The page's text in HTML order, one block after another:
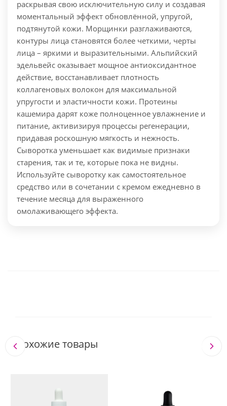
раскрывая свою исключительную силу и создавая
моментальный эффект обновлённой, упругой,
подтянутой кожи. Морщинки разглаживаются,
контуры лица становятся более четкими, черты
лица – яркими и выразительными. Альпийский
эдельвейс оказывает мощное антиоксидантное
действие, восстанавливает плотность
коллагеновых волокон для максимальной
упругости и эластичности кожи. Протеины
кашемира дарят коже полноценное увлажнение и
питание, активизируя процессы регенерации,
придавая роскошную мягкость и нежность.
Сыворотка уменьшает как видимые признаки
старения, так и те, которые пока не видны.
Используйте сыворотку как самостоятельное
средство или в сочетании с кремом ежедневно в
течение месяца для выраженного
омолаживающего эффекта.
Похожие товары